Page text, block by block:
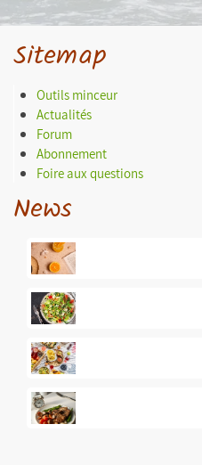
Sitemap
Outils minceur
Actualités
Forum
Abonnement
Foire aux questions
News